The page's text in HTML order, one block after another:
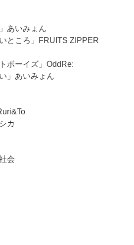
あいみょん
ところ」FRUITS ZIPPER
ボーイズ」OddRe:
」あいみょん
カ
会